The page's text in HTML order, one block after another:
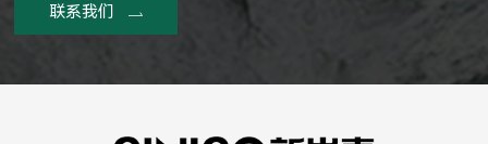
联系我们